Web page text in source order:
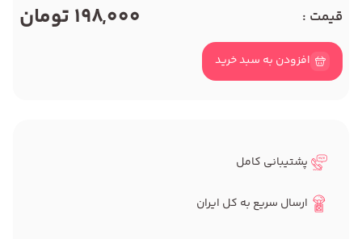
قیمت : 198,000 تومان
افزودن به سبد خرید
پشتیبانی کامل
ارسال سریع به کل ایران